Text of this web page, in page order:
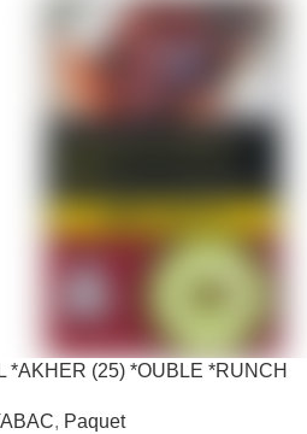
*AKHER (25) *OUBLE *RUNCH
, Paquet